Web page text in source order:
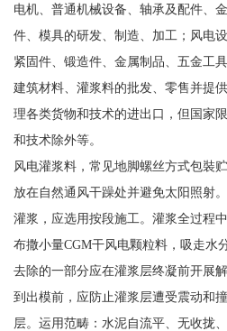
电机、普通机械设备、轴承及配件、
件、模具的研发、制造、加工；风电
紧固件、锻造件、金属制品、五金工
建筑材料、灌浆料的批发、零售并提
理各类货物和技术的进出口，但国家
和技术除外等。
风电灌浆料，常见地脚螺丝方式包裝
放在自然通风干躁处并避免太阳照射
灌浆，应选用按段施工。灌浆全过程
布撒小量CGM干风电颗粒料，吸走水
去除的一部分应在灌浆层终凝前开展
到出模前，应防止灌浆层遭受震动和
层。运用范畴：水泥自流平、无收拢